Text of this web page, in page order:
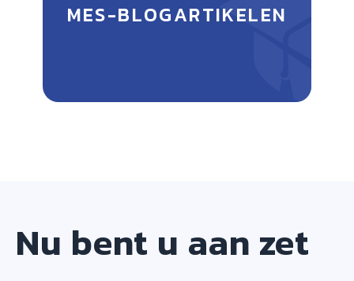
MES-BLOGARTIKELEN
Nu bent u aan zet